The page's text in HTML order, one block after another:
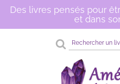
Des livres pensés pour
et dans